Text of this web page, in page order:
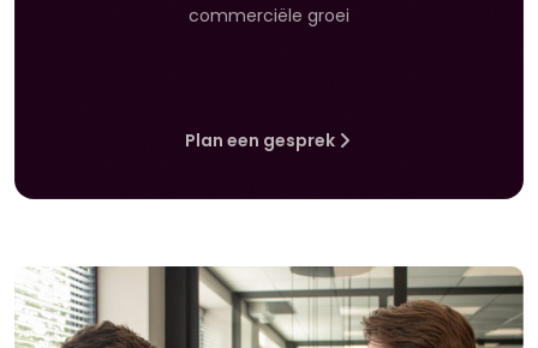
commerciële groei
Plan een gesprek